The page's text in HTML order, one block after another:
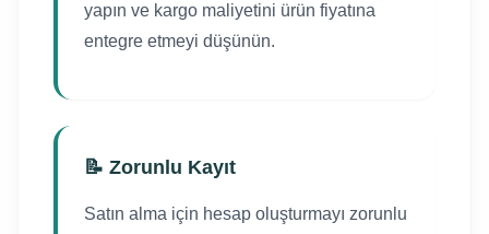
yapın ve kargo maliyetini ürün fiyatına
entegre etmeyi düşünün.
📝 Zorunlu Kayıt
Satın alma için hesap oluşturmayı zorunlu